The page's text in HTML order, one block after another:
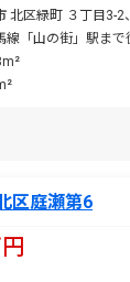
北区緑町 ３丁目3-2
線「山の街」駅まで
区庭瀬第6